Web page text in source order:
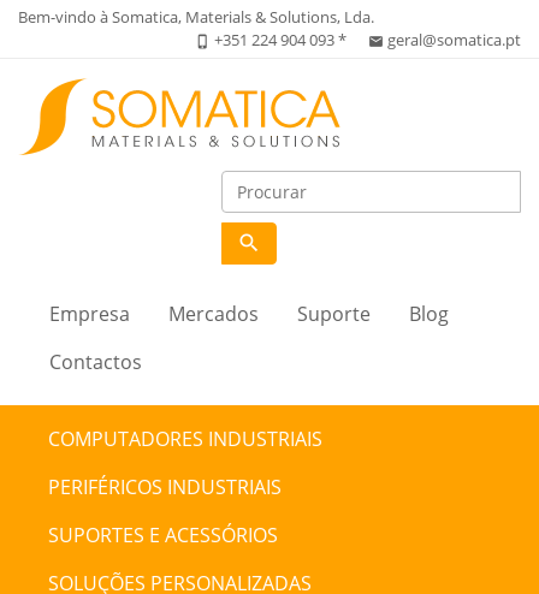
Bem-vindo à Somatica, Materials & Solutions, Lda.
phone_iphone +351 224 904 093 * email geral@somatica.pt
search
Empresa Mercados Suporte
Blog
Contactos
COMPUTADORES INDUSTRIAIS
PERIFÉRICOS INDUSTRIAIS
SUPORTES E ACESSÓRIOS
SOLUÇÕES PERSONALIZADAS